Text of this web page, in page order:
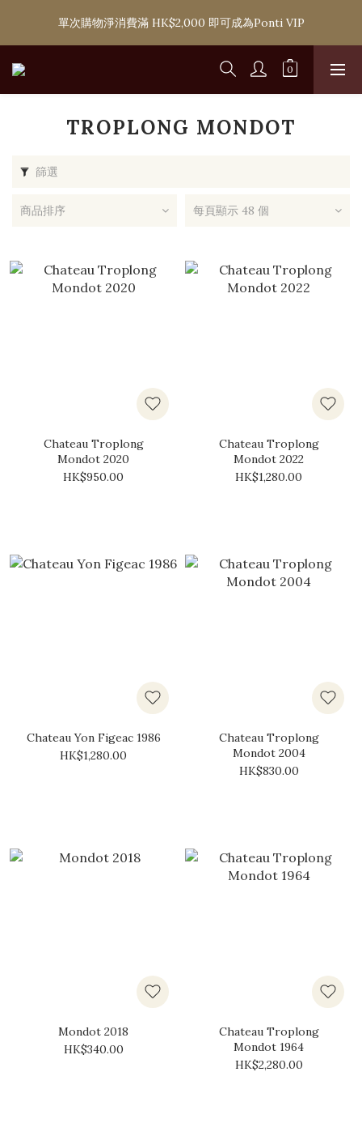
購滿 HK$1,800 即可享香港本地免費送貨服務，或選擇於6間分店
免費自取
單次購物淨消費滿 HK$2,000 即可成為Ponti VIP
購滿 HK$1,800 即可享香港本地免費送貨服務，或選擇於6間分店
TROPLONG MONDOT
篩選
商品排序 每頁顯示 48 個
Chateau Troplong
Mondot 2020
HK$950.00
Chateau Troplong
Mondot 2022
HK$1,280.00
Chateau Yon Figeac 1986
HK$1,280.00
Chateau Troplong
Mondot 2004
HK$830.00
Mondot 2018
HK$340.00
Chateau Troplong
Mondot 1964
HK$2,280.00